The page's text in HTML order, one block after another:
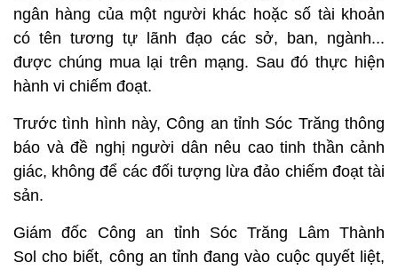
ngân hàng của một người khác hoặc số tài khoản
có tên tương tự lãnh đạo các sở, ban, ngành...
được chúng mua lại trên mạng. Sau đó thực hiện
hành vi chiếm đoạt.
Trước tình hình này, Công an tỉnh Sóc Trăng thông
báo và đề nghị người dân nêu cao tinh thần cảnh
giác, không để các đối tượng lừa đảo chiếm đoạt tài
sản.
Giám đốc Công an tỉnh Sóc Trăng Lâm Thành
Sol cho biết, công an tỉnh đang vào cuộc quyết liệt,